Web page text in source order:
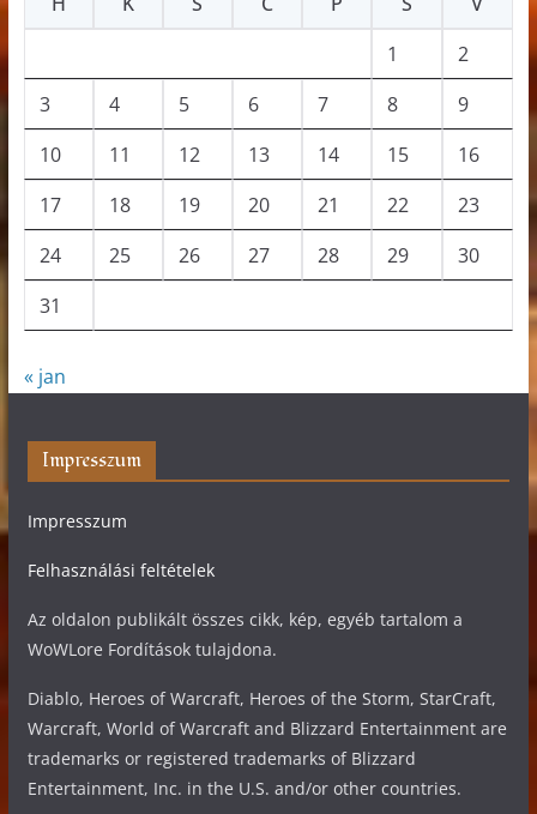
1
2
3
4 5 6 7 8
9
10
11 12 13 14 15
16
17
18 19 20 21 22
23
24
25 26 27 28 29
30
31
« jan
Impresszum
Impresszum
Felhasználási feltételek
Az oldalon publikált összes cikk, kép, egyéb tartalom a
WoWLore Fordítások tulajdona.
Diablo, Heroes of Warcraft, Heroes of the Storm, StarCraft,
Warcraft, World of Warcraft and Blizzard Entertainment are
trademarks or registered trademarks of Blizzard
Entertainment, Inc. in the U.S. and/or other countries.